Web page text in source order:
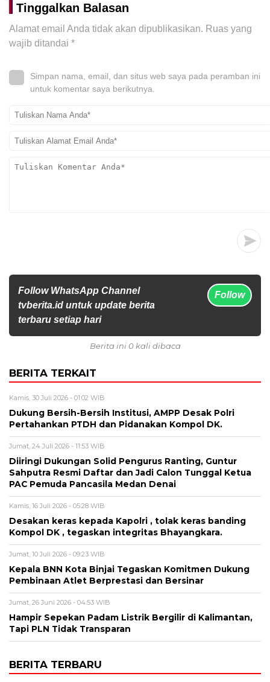
Tinggalkan Balasan
Alamat email Anda tidak akan dipublikasikan. Ruas yang
wajib ditandai *
Simpan nama, email, dan situs web saya pada peramban ini
untuk komentar saya berikutnya.
Follow WhatsApp Channel
tvberita.id untuk update berita
terbaru setiap hari
Follow
Berita ini 0 kali dibaca
BERITA TERKAIT
Kamis, 30 Juli 2026 - 01:02 WIB
Dukung Bersih-Bersih Institusi, AMPP Desak Polri
Pertahankan PTDH dan Pidanakan Kompol DK.
Jumat, 24 Juli 2026 - 11:53 WIB
Diiringi Dukungan Solid Pengurus Ranting, Guntur
Sahputra Resmi Daftar dan Jadi Calon Tunggal Ketua
PAC Pemuda Pancasila Medan Denai
Kamis, 16 Juli 2026 - 05:28 WIB
Desakan keras kepada Kapolri , tolak keras banding
Kompol DK , tegaskan integritas Bhayangkara.
Jumat, 10 Juli 2026 - 09:23 WIB
Kepala BNN Kota Binjai Tegaskan Komitmen Dukung
Pembinaan Atlet Berprestasi dan Bersinar
Jumat, 26 Juni 2026 - 04:53 WIB
Hampir Sepekan Padam Listrik Bergilir di Kalimantan,
Tapi PLN Tidak Transparan
BERITA TERBARU